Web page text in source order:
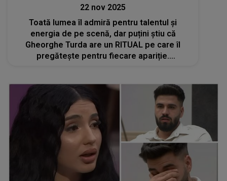
22 nov 2025
Toată lumea îl admiră pentru talentul și
energia de pe scenă, dar puțini știu că
Gheorghe Turda are un RITUAL pe care îl
pregătește pentru fiecare apariție.